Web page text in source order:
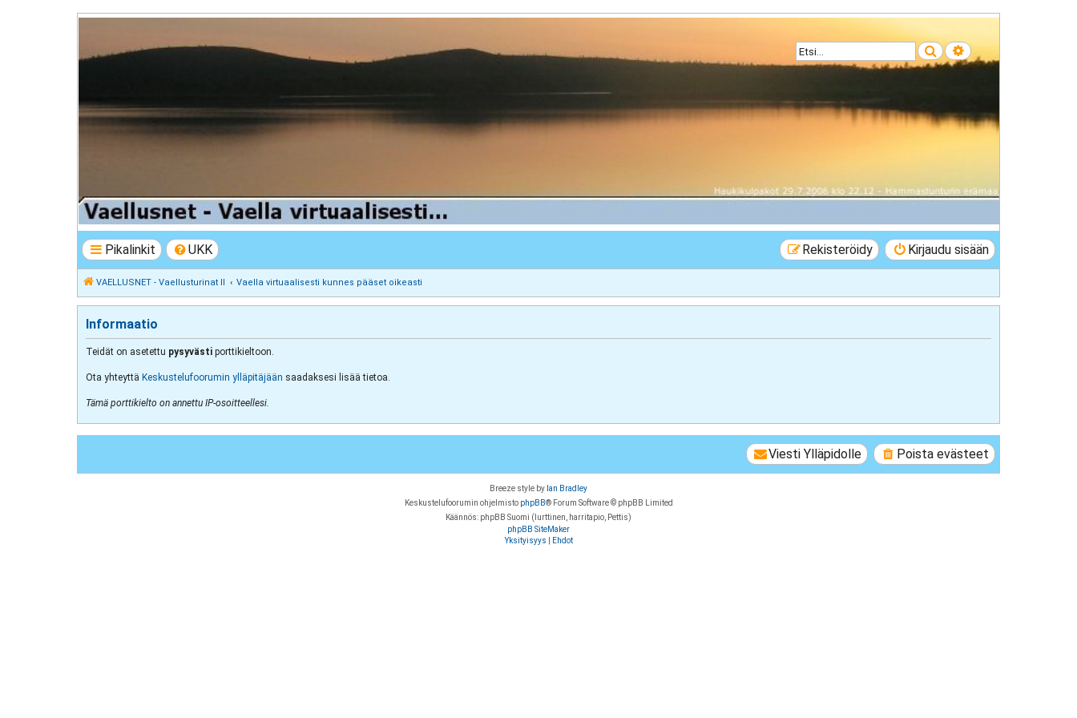
Etsi Tarkennettu haku
VAELLUSNET - Vaellusturinat II
Keskustelua vaeltamisesta ja Lapista
Pikalinkit UKK Kirjaudu sisään
Rekisteröidy
VAELLUSNET - Vaellusturinat II Vaella virtuaalisesti kunnes pääset oikeasti
Informaatio
Teidät on asetettu pysyvästi porttikieltoon.
Ota yhteyttä Keskustelufoorumin ylläpitäjään saadaksesi lisää tietoa.
Tämä porttikielto on annettu IP-osoitteellesi.
Poista evästeet
Viesti Ylläpidolle
Breeze style by Ian Bradley
Keskustelufoorumin ohjelmisto phpBB® Forum Software © phpBB Limited
Käännös: phpBB Suomi (lurttinen, harritapio, Pettis)
phpBB SiteMaker
Yksityisyys
Ehdot